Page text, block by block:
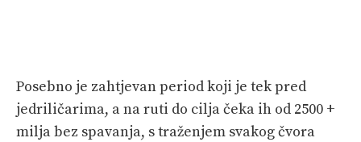
Posebno je zahtjevan period koji je tek pred
jedriličarima, a na ruti do cilja čeka ih od 2500 +
milja bez spavanja, s traženjem svakog čvora